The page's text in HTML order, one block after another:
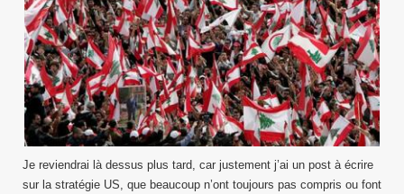
Je reviendrai là dessus plus tard, car justement j’ai un post à écrire
sur la stratégie US, que beaucoup n’ont toujours pas compris ou font